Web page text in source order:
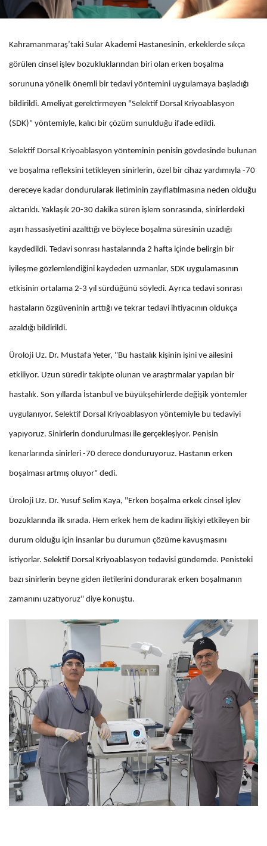
Kahramanmaraş’taki Sular Akademi Hastanesinin, erkeklerde sıkça
görülen cinsel işlev bozukluklarından biri olan erken boşalma
sorununa yönelik önemli bir tedavi yöntemini uygulamaya başladığı
bildirildi. Ameliyat gerektirmeyen "Selektif Dorsal Kriyoablasyon
(SDK)" yöntemiyle, kalıcı bir çözüm sunulduğu ifade edildi.
Selektif Dorsal Kriyoablasyon yönteminin penisin gövdesinde bulunan
ve boşalma refleksini tetikleyen sinirlerin, özel bir cihaz yardımıyla -70
dereceye kadar dondurularak iletiminin zayıflatılmasına neden olduğu
aktarıldı. Yaklaşık 20-30 dakika süren işlem sonrasında, sinirlerdeki
aşırı hassasiyetini azalttığı ve böylece boşalma süresinin uzadığı
kaydedildi. Tedavi sonrası hastalarında 2 hafta içinde belirgin bir
iyileşme gözlemlendiğini kaydeden uzmanlar, SDK uygulamasının
etkisinin ortalama 2-3 yıl sürdüğünü söyledi. Ayrıca tedavi sonrası
hastaların özgüveninin arttığı ve tekrar tedavi ihtiyacının oldukça
azaldığı bildirildi.
Üroloji Uz. Dr. Mustafa Yeter, "Bu hastalık kişinin işini ve ailesini
etkiliyor. Uzun süredir takipte olunan ve araştırmalar yapılan bir
hastalık. Son yıllarda İstanbul ve büyükşehirlerde değişik yöntemler
uygulanıyor. Selektif Dorsal Kriyoablasyon yöntemiyle bu tedaviyi
yapıyoruz. Sinirlerin dondurulması ile gerçekleşiyor. Penisin
kenarlarında sinirleri -70 derece donduruyoruz. Hastanın erken
boşalması artmış oluyor" dedi.
Üroloji Uz. Dr. Yusuf Selim Kaya, "Erken boşalma erkek cinsel işlev
bozuklarında ilk sırada. Hem erkek hem de kadını ilişkiyi etkileyen bir
durum olduğu için insanlar bu durumun çözüme kavuşmasını
istiyorlar. Selektif Dorsal Kriyoablasyon tedavisi gündemde. Penisteki
bazı sinirlerin beyne giden iletilerini dondurarak erken boşalmanın
zamanını uzatıyoruz" diye konuştu.